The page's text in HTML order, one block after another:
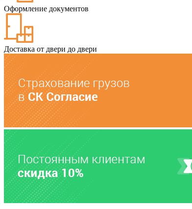
Оформление документов
Доставка от двери до двери